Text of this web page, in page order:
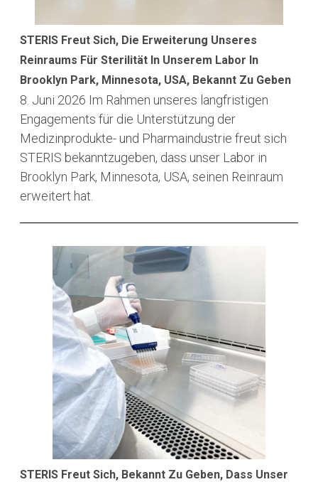
STERIS Freut Sich, Die Erweiterung Unseres
Reinraums Für Sterilität In Unserem Labor In
Brooklyn Park, Minnesota, USA, Bekannt Zu Geben
8. Juni 2026 Im Rahmen unseres langfristigen
Engagements für die Unterstützung der
Medizinprodukte- und Pharmaindustrie freut sich
STERIS bekanntzugeben, dass unser Labor in
Brooklyn Park, Minnesota, USA, seinen Reinraum
erweitert hat.
STERIS Freut Sich, Bekannt Zu Geben, Dass Unser